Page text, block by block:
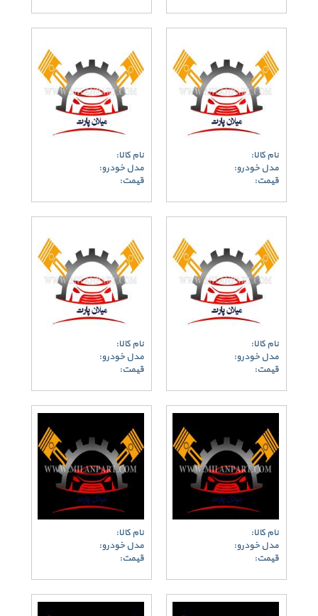
نام کالا:
مدل خودرو:
قیمت:
نام کالا:
مدل خودرو:
قیمت:
نام کالا:
مدل خودرو:
قیمت:
نام کالا:
مدل خودرو:
قیمت:
نام کالا:
مدل خودرو:
قیمت:
نام کالا:
مدل خودرو:
قیمت: